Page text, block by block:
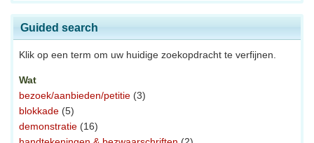
Guided search
Klik op een term om uw huidige zoekopdracht te verfijnen.
Wat
bezoek/aanbieden/petitie (3)
blokkade (5)
demonstratie (16)